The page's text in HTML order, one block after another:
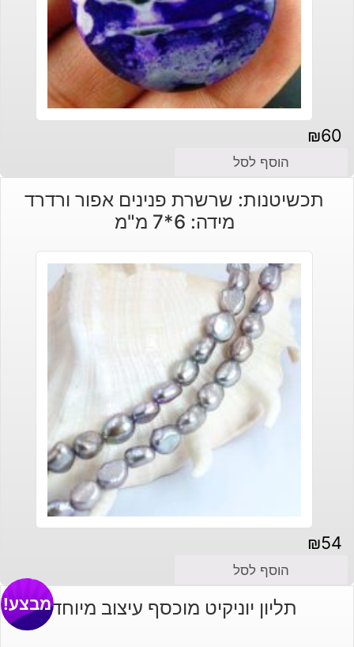
₪60
הוסף לסל
תכשיטנות: שרשרת פנינים אפור ורדרד
מידה: 6*7 מ"מ
₪54
הוסף לסל
תליון יוניקיט מוכסף עיצוב מיוחדמבצע!